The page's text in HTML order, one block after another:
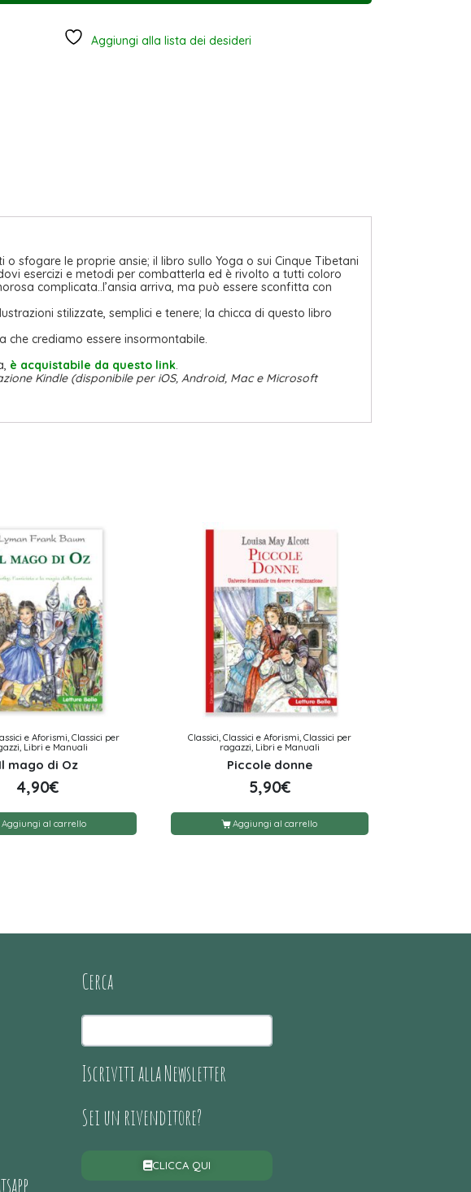
Aggiungi alla lista dei desideri
sfogare le proprie ansie; il libro sullo Yoga o sui Cinque Tibetani
esercizi e metodi per combatterla ed è rivolto a tutti coloro
complicata..l’ansia arriva, ma può essere sconfitta con
stilizzate, semplici e tenere; la chicca di questo libro
che crediamo essere insormontabile.
è acquistabile da questo link.
Kindle (disponibile per iOS, Android, Mac e Microsoft
e Aforismi, Classici per
Libri e Manuali
Il mago di Oz
4,90€
Aggiungi al carrello
Classici, Classici e Aforismi, Classici per
ragazzi, Libri e Manuali
Piccole donne
5,90€
Aggiungi al carrello
Cerca
Iscriviti alla Newsletter
Sei un rivenditore?
CLICCA QUI